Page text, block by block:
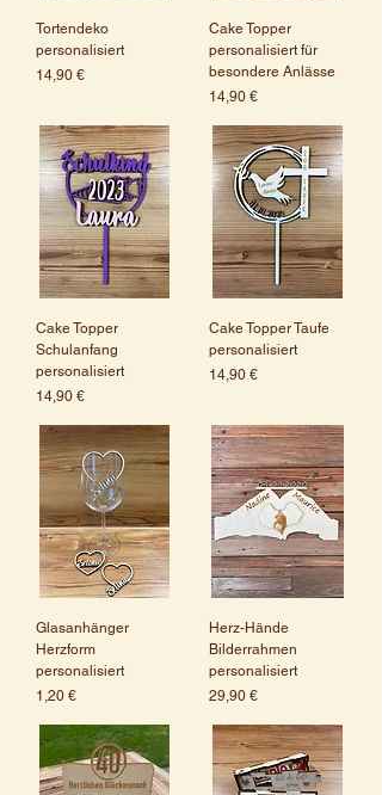
Tortendeko
personalisiert
Preis
14,90 €
Cake Topper
personalisiert für
besondere Anlässe
Preis
14,90 €
Cake Topper
Schulanfang
personalisiert
Preis
14,90 €
Cake Topper Taufe
personalisiert
Preis
14,90 €
Glasanhänger
Herzform
personalisiert
Preis
1,20 €
Herz-Hände
Bilderrahmen
personalisiert
Preis
29,90 €